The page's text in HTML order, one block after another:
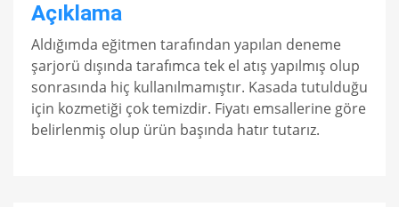
Açıklama
Aldığımda eğitmen tarafından yapılan deneme
şarjorü dışında tarafımca tek el atış yapılmış olup
sonrasında hiç kullanılmamıştır. Kasada tutulduğu
için kozmetiği çok temizdir. Fiyatı emsallerine göre
belirlenmiş olup ürün başında hatır tutarız.